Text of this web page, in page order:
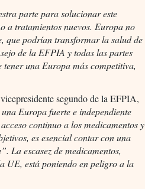
parte para solucionar este
a tratamientos nuevos. Europa no
que podrían transformar la salud de
de la EFPIA y todas las partes
una Europa más competitiva,
segundo de la EFPIA,
Europa fuerte e independiente
continuo a los medicamentos y
es esencial contar con una
La escasez de medicamentos,
UE, está poniendo en peligro a la